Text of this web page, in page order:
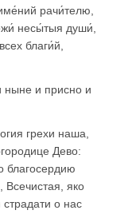
рачи́телю,
несы́тыя души́,
благи́й,
ныне и присно и
грехи наша,
Дево:
благосердию
яко
о нас